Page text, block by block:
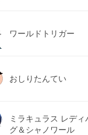
ワールドトリガー
おしりたんてい
ミラキュラス レディ
グ＆シャノワール